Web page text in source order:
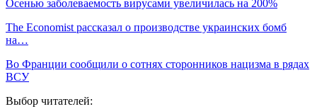
Осенью заболеваемость вирусами увеличилась на 200%
The Economist рассказал о производстве украинских бомб
на…
Во Франции сообщили о сотнях сторонников нацизма в рядах
ВСУ
Выбор читателей: